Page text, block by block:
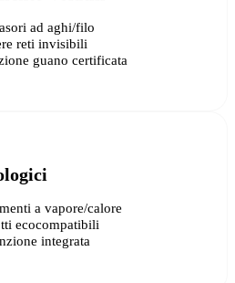
ad aghi/filo
reti invisibili
guano certificata
a vapore/calore
ecocompatibili
integrata